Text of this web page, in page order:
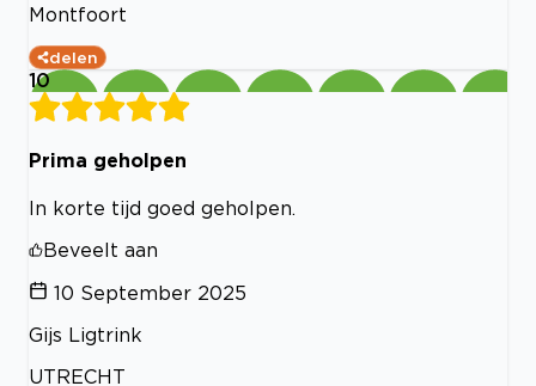
Montfoort
delen
10
Prima geholpen
In korte tijd goed geholpen.
Beveelt aan
10 September 2025
Gijs Ligtrink
UTRECHT